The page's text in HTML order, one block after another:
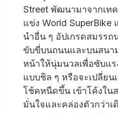
Street พัฒนามาจากเท
แข่ง World SuperBike
นำอื่น ๆ อัปเกรดสมรรถ
ขับขี่บนถนนและบนสนา
หน้าให้นุ่มนวลเพื่อซับแ
แบบชิล ๆ หรือจะเปลี่ย
โช้คหนืดขึ้น เข้าโค้งใน
มั่นใจและคล่องตัวกว่าเ